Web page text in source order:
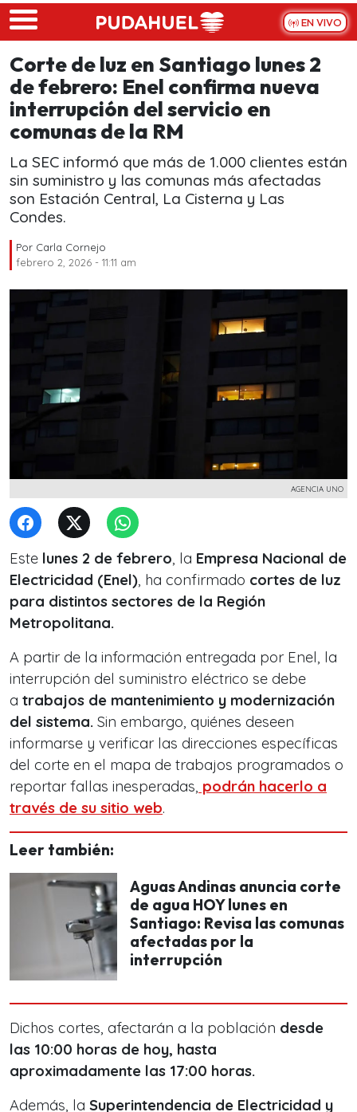
Skip to main content
EN VIVO
Corte de luz en Santiago lunes 2
de febrero: Enel confirma nueva
interrupción del servicio en
comunas de la RM
La SEC informó que más de 1.000 clientes están
sin suministro y las comunas más afectadas
son Estación Central, La Cisterna y Las
Condes.
Por Carla Cornejo
febrero 2, 2026 - 11:11 am
AGENCIA UNO
Este lunes 2 de febrero, la Empresa Nacional de
Electricidad (Enel), ha confirmado cortes de luz
para distintos sectores de la Región
Metropolitana.
A partir de la información entregada por Enel, la
interrupción del suministro eléctrico se debe
a trabajos de mantenimiento y modernización
del sistema. Sin embargo, quiénes deseen
informarse y verificar las direcciones específicas
del corte en el mapa de trabajos programados o
reportar fallas inesperadas, podrán hacerlo a
través de su sitio web.
Leer también:
Aguas Andinas anuncia corte
de agua HOY lunes en
Santiago: Revisa las comunas
afectadas por la
interrupción
Dichos cortes, afectarán a la población desde
las 10:00 horas de hoy, hasta
aproximadamente las 17:00 horas.
Además, la Superintendencia de Electricidad y